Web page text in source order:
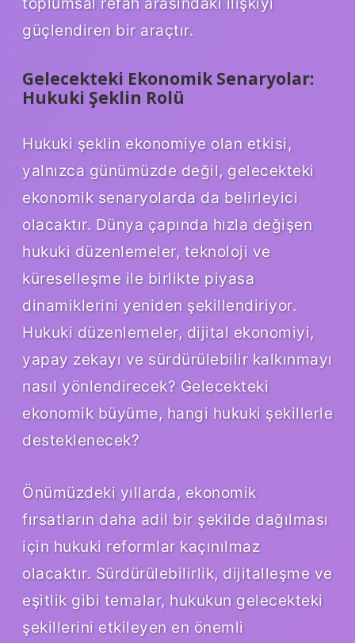
güçlendiren bir araçtır.
Gelecekteki Ekonomik Senaryolar:
Hukuki Şeklin Rolü
Hukuki şeklin ekonomiye olan etkisi,
yalnızca günümüzde değil, gelecekteki
ekonomik senaryolarda da belirleyici
olacaktır. Dünya çapında hızla değişen
hukuki düzenlemeler, teknoloji ve
küreselleşme ile birlikte piyasa
dinamiklerini yeniden şekillendiriyor.
Hukuki düzenlemeler, dijital ekonomiyi,
yapay zekayı ve sürdürülebilir kalkınmayı
nasıl yönlendirecek? Gelecekteki
ekonomik büyüme, hangi hukuki şekillerle
desteklenecek?
Önümüzdeki yıllarda, ekonomik
fırsatların daha adil bir şekilde dağılması
için hukuki reformlar kaçınılmaz
olacaktır. Sürdürülebilirlik, dijitalleşme ve
eşitlik gibi temalar, hukukun gelecekteki
şekillerini etkileyen en önemli